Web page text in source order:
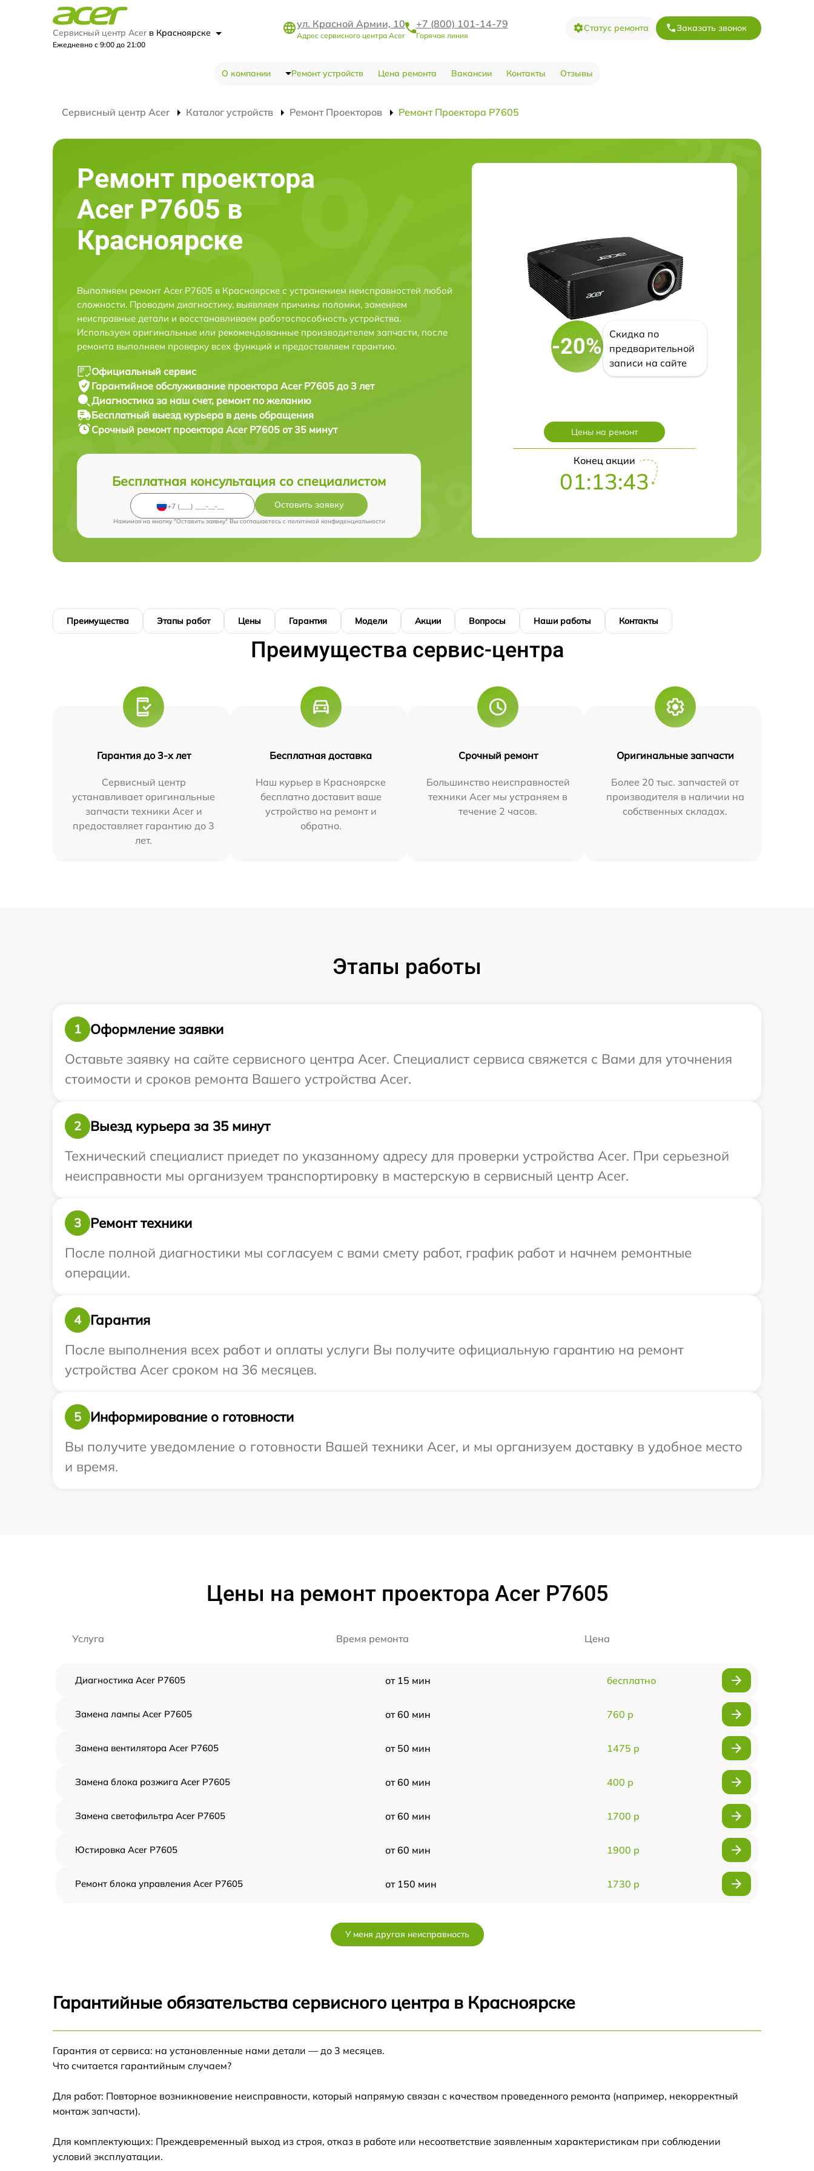
Сервисный центр Acer в Красноярске
Ежедневно с 9:00 до 21:00
ул. Красной Армии, 10
Адрес сервисного центра Acer
+7 (800) 101-14-79
Горячая линия
Статус ремонта Заказать звонок
О компании Ремонт устройств Цена ремонта Вакансии Контакты Отзывы
Сервисный центр Acer Каталог устройств Ремонт Проекторов Ремонт Проектора P7605
Ремонт проектора
Acer P7605 в
Красноярске
Выполняем ремонт Acer P7605 в Красноярске с устранением неисправностей любой
сложности. Проводим диагностику, выявляем причины поломки, заменяем
неисправные детали и восстанавливаем работоспособность устройства.
Используем оригинальные или рекомендованные производителем запчасти, после
ремонта выполняем проверку всех функций и предоставляем гарантию.
Официальный сервис
Гарантийное обслуживание проектора Acer P7605 до 3 лет
Диагностика за наш счет, ремонт по желанию
Бесплатный выезд курьера в день обращения
Срочный ремонт проектора Acer P7605 от 35 минут
Бесплатная консультация со специалистом
Оставить заявку
Нажимая на кнопку "Оставить заявку" Вы соглашаетесь c политикой конфиденциальности
-20%
Скидка по
предварительной
записи на сайте
Цены на ремонт
Конец акции
01:13:42
Преимущества Этапы работ Цены Гарантия Модели Акции Вопросы Наши работы Контакты
Преимущества сервис-центра
Гарантия до 3-х лет
Сервисный центр
устанавливает оригинальные
запчасти техники Acer и
предоставляет гарантию до 3
лет.
Бесплатная доставка
Наш курьер в Красноярске
бесплатно доставит ваше
устройство на ремонт и
обратно.
Срочный ремонт
Большинство неисправностей
техники Acer мы устраняем в
течение 2 часов.
Оригинальные запчасти
Более 20 тыс. запчастей от
производителя в наличии на
собственных складах.
Этапы работы
1
Оформление заявки
Оставьте заявку на сайте сервисного центра Acer. Специалист сервиса свяжется с Вами для уточнения
стоимости и сроков ремонта Вашего устройства Acer.
2
Выезд курьера за 35 минут
Технический специалист приедет по указанному адресу для проверки устройства Acer. При серьезной
неисправности мы организуем транспортировку в мастерскую в сервисный центр Acer.
3
Ремонт техники
После полной диагностики мы согласуем с вами смету работ, график работ и начнем ремонтные
операции.
4
Гарантия
После выполнения всех работ и оплаты услуги Вы получите официальную гарантию на ремонт
устройства Acer сроком на 36 месяцев.
5
Информирование о готовности
Вы получите уведомление о готовности Вашей техники Acer, и мы организуем доставку в удобное место
и время.
Цены на ремонт проектора Acer P7605
Услуга Время ремонта Цена
Диагностика Acer P7605 от 15 мин бесплатно
Замена лампы Acer P7605 от 60 мин 760 р
Замена вентилятора Acer P7605 от 50 мин 1475 р
Замена блока розжига Acer P7605 от 60 мин 400 р
Замена светофильтра Acer P7605 от 60 мин 1700 р
Юстировка Acer P7605 от 60 мин 1900 р
Ремонт блока управления Acer P7605 от 150 мин 1730 р
Замена линзы Acer P7605
Замена балластера Acer P7605
У меня другая неисправность
Гарантийные обязательства сервисного центра в Красноярске
Гарантия от сервиса: на установленные нами детали — до 3 месяцев.
Что считается гарантийным случаем?
Для работ: Повторное возникновение неисправности, который напрямую связан с качеством проведенного ремонта (например, некорректный
монтаж запчасти).
Для комплектующих: Преждевременный выход из строя, отказ в работе или несоответствие заявленным характеристикам при соблюдении
условий эксплуатации.